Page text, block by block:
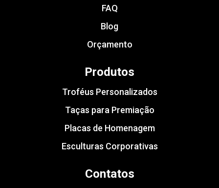
FAQ
Blog
Orçamento
Produtos
Troféus Personalizados
Taças para Premiação
Placas de Homenagem
Esculturas Corporativas
Contatos